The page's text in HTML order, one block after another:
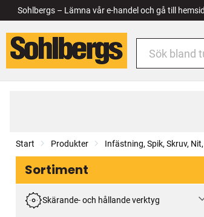
Sohlbergs – Lämna vår e-handel och gå till
Start Produkter Infästning, Spik, Skruv,
Sortiment
Skärande- och hållande verktyg